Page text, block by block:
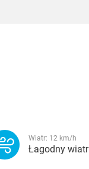
Wiatr: 12 km/h
Łagodny wiatr